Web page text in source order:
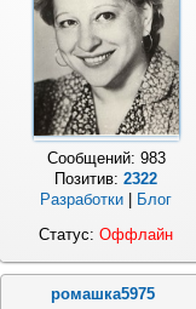
Сообщений: 983
Позитив:2322
Разработки
Блог
Статус:Оффлайн
ромашка5975